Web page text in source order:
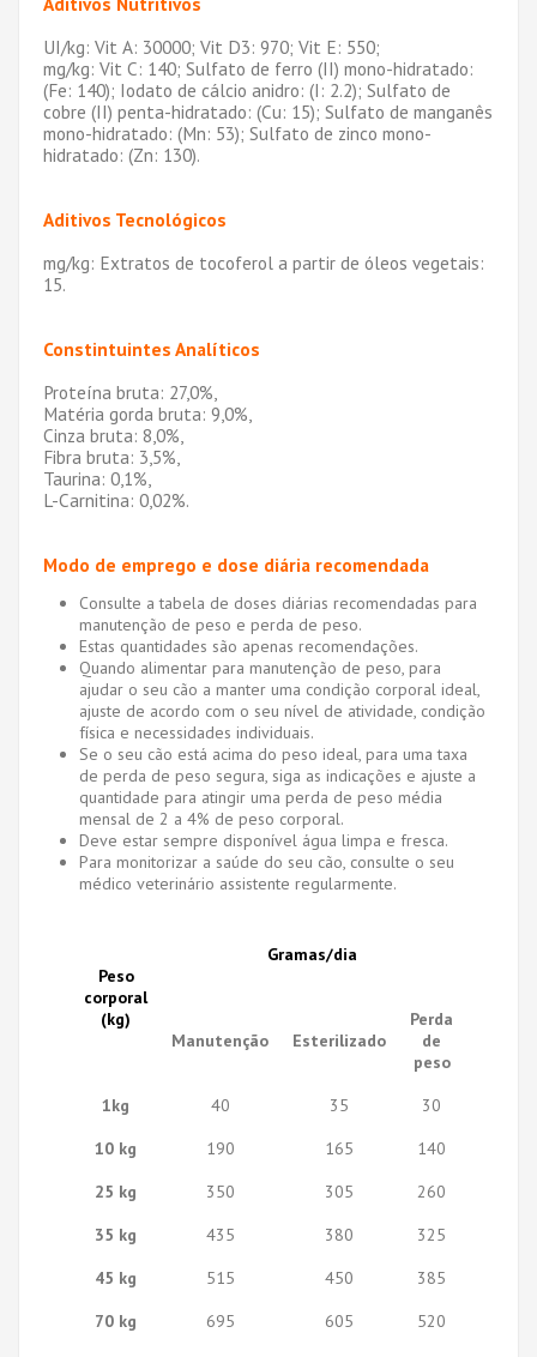
UI/kg: Vit A: 30000; Vit D3: 970; Vit E: 550;
mg/kg: Vit C: 140; Sulfato de ferro (II) mono-hidratado:
(Fe: 140); Iodato de cálcio anidro: (I: 2.2); Sulfato de
cobre (II) penta-hidratado: (Cu: 15); Sulfato de manganês
mono-hidratado: (Mn: 53); Sulfato de zinco mono-
hidratado: (Zn: 130).
Aditivos Tecnológicos
mg/kg: Extratos de tocoferol a partir de óleos vegetais:
15.
Constintuintes Analíticos
Proteína bruta: 27,0%,
Matéria gorda bruta: 9,0%,
Cinza bruta: 8,0%,
Fibra bruta: 3,5%,
Taurina: 0,1%,
L-Carnitina: 0,02%.
Modo de emprego e dose diária recomendada
Consulte a tabela de doses diárias recomendadas para
manutenção de peso e perda de peso.
Estas quantidades são apenas recomendações.
Quando alimentar para manutenção de peso, para
ajudar o seu cão a manter uma condição corporal ideal,
ajuste de acordo com o seu nível de atividade, condição
física e necessidades individuais.
Se o seu cão está acima do peso ideal, para uma taxa
de perda de peso segura, siga as indicações e ajuste a
quantidade para atingir uma perda de peso média
mensal de 2 a 4% de peso corporal.
Deve estar sempre disponível água limpa e fresca.
Para monitorizar a saúde do seu cão, consulte o seu
médico veterinário assistente regularmente.
Peso
corporal
(kg)
Gramas/dia
Manutenção Esterilizado
Perda
de
peso
1kg
40 35
30
10 kg
190 165
140
25 kg
350 305
260
35 kg
435 380
325
45 kg
515 450
385
70 kg
695 605 520